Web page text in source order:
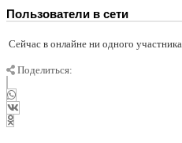
Пользователи в сети
Сейчас в онлайне ни одного участника
Поделиться: